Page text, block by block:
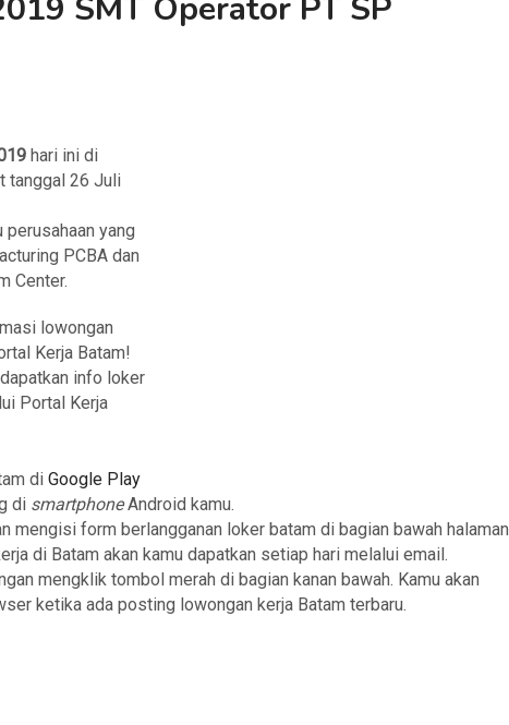
SMT Operator PT SP
hari ini di
tanggal 26 Juli
yang
PCBA dan
Center.
lowongan
Kerja Batam!
info loker
Portal Kerja
di Google Play
di smartphoneAndroid kamu.
mengisi form berlangganan loker batam di bagian bawah halaman
di Batam akan kamu dapatkan setiap hari melalui email.
mengklik tombol merah di bagian kanan bawah. Kamu akan
ketika ada posting lowongan kerja Batam terbaru.